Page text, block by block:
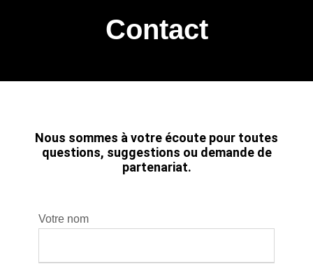
Contact
Nous sommes à votre écoute pour toutes
questions, suggestions ou demande de
partenariat.
Votre nom